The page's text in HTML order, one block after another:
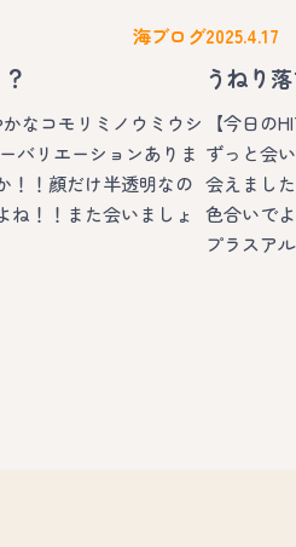
海ブログ
かなコモリミノウミウシ
バリエーションありま
！！顔だけ半透明なの
ね！！また会いましょ
2025.4.17
うねり
【今日の
ずっと会
会えまし
色合いで
プラスア